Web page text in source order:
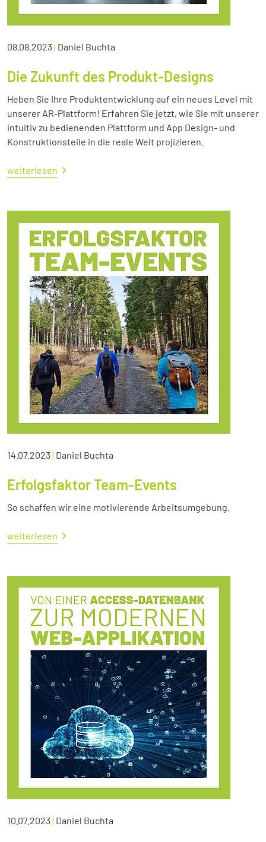
08.08.2023| Daniel Buchta
Die Zukunft des Produkt-Designs
Heben Sie Ihre Produktentwicklung auf ein neues Level mit
unserer AR-Plattform! Erfahren Sie jetzt, wie Sie mit unserer
intuitiv zu bedienenden Plattform und App Design- und
Konstruktionsteile in die reale Welt projizieren.
weiterlesen
14.07.2023| Daniel Buchta
Erfolgsfaktor Team-Events
So schaffen wir eine motivierende Arbeitsumgebung.
weiterlesen
10.07.2023| Daniel Buchta